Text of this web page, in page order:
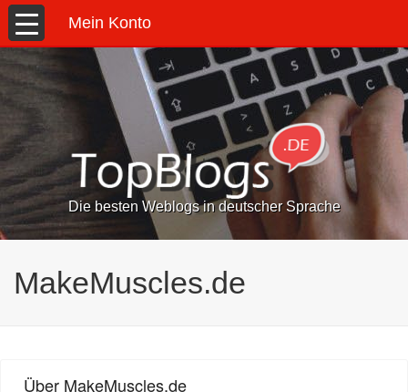
Mein Konto
Die besten Weblogs in deutscher Sprache
MakeMuscles.de
Über MakeMuscles.de